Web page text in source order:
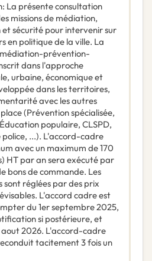
: La présente consultation
missions de médiation,
sécurité pour intervenir sur
en politique de la ville. La
médiation-prévention-
dans l'approche
urbaine, économique et
dans les territoires,
avec les autres
(Prévention spécialisée,
populaire, CLSPD,
police, ...). L'accord-cadre
avec un maximum de 170
HT par an sera exécuté par
bons de commande. Les
sont réglées par des prix
L'accord cadre est
du 1er septembre 2025,
si postérieure, et
aout 2026. L'accord-cadre
tacitement 3 fois un